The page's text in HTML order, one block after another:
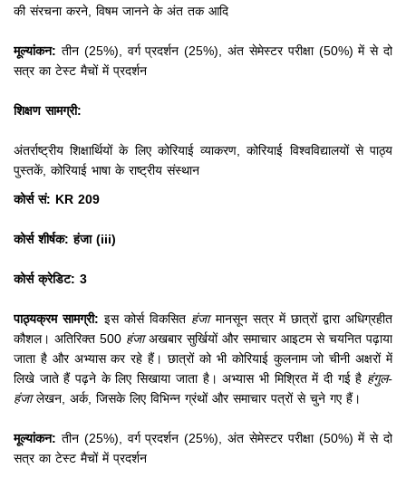
की संरचना करने, विषम जानने के अंत तक आदि
मूल्यांकन: तीन (25%), वर्ग प्रदर्शन (25%), अंत सेमेस्टर परीक्षा (50%) में से दो
सत्र का टेस्ट मैचों में प्रदर्शन
शिक्षण सामग्री:
अंतर्राष्ट्रीय शिक्षार्थियों के लिए कोरियाई व्याकरण, कोरियाई विश्वविद्यालयों से पाठ्य
पुस्तकें, कोरियाई भाषा के राष्ट्रीय संस्थान
कोर्स सं: KR 209
कोर्स शीर्षक: हंजा (iii)
कोर्स क्रेडिट: 3
पाठ्यक्रम सामग्री: इस कोर्स विकसित हंजामानसून सत्र में छात्रों द्वारा अधिग्रहीत
कौशल। अतिरिक्त 500 हंजाअखबार सुर्खियों और समाचार आइटम से चयनित पढ़ाया
जाता है और अभ्यास कर रहे हैं।छात्रों को भी कोरियाई कुलनाम जो चीनी अक्षरों में
लिखे जाते हैं पढ़ने के लिए सिखाया जाता है।अभ्यास भी मिश्रित में दी गई है हंगुल-
हंजालेखन, अर्क, जिसके लिए विभिन्न ग्रंथों और समाचार पत्रों से चुने गए हैं।
मूल्यांकन: तीन (25%), वर्ग प्रदर्शन (25%), अंत सेमेस्टर परीक्षा (50%) में से दो
सत्र का टेस्ट मैचों में प्रदर्शन